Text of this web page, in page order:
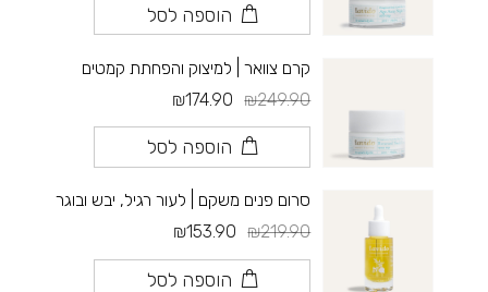
הוספה לסל
קרם צוואר | למיצוק והפחתת קמטים
₪249.90
₪174.90
הוספה לסל
סרום פנים משקם | לעור רגיל, יבש ובוגר
₪219.90
₪153.90
הוספה לסל